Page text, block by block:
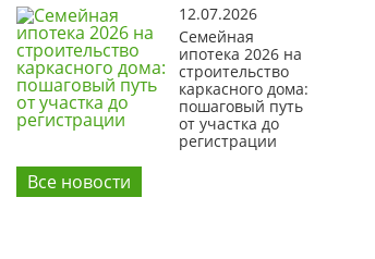
12.07.2026
Семейная
ипотека 2026 на
строительство
каркасного дома:
пошаговый путь
от участка до
регистрации
Все новости